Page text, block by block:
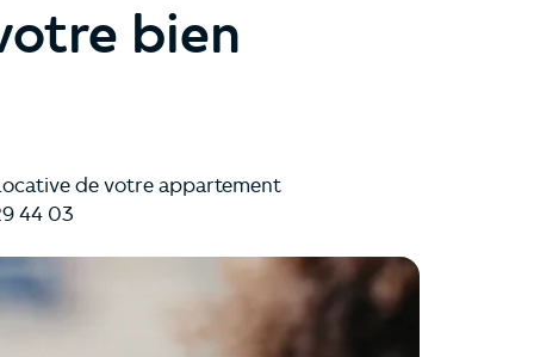
bien
de votre appartement
44 03